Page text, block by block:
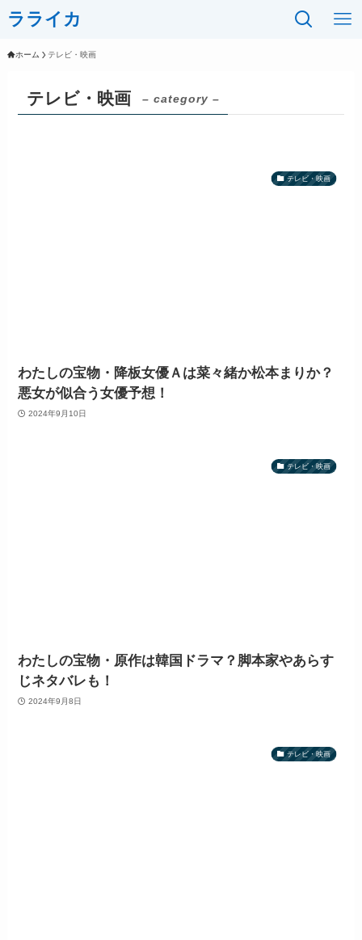
ラライカ
ホーム テレビ・映画
テレビ・映画 – category –
テレビ・映画
わたしの宝物・降板女優Ａは菜々緒か松本まりか？
悪女が似合う女優予想！
2024年9月10日
テレビ・映画
わたしの宝物・原作は韓国ドラマ？脚本家やあらす
じネタバレも！
2024年9月8日
テレビ・映画